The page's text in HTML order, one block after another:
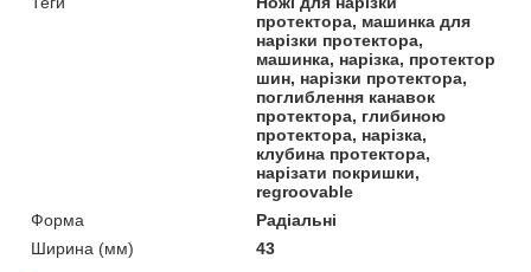
протектора, машинка для
нарізки протектора,
машинка, нарізка, протектор
шин, нарізки протектора,
поглиблення канавок
протектора, глибиною
протектора, нарізка,
клубина протектора,
нарізати покришки,
regroovable
Форма
Радіальні
Ширина (мм)
43